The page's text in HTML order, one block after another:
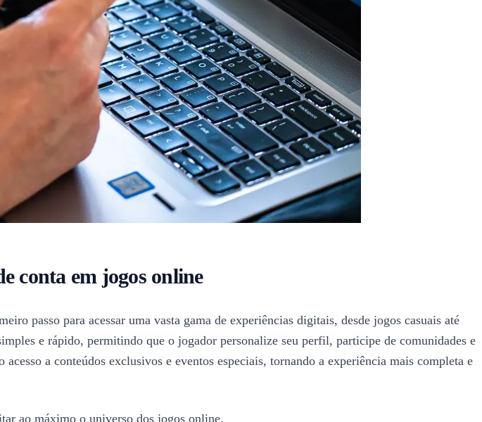
conta em jogos online
passo para acessar uma vasta gama de experiências digitais, desde jogos casuais até
e rápido, permitindo que o jogador personalize seu perfil, participe de comunidades e
a conteúdos exclusivos e eventos especiais, tornando a experiência mais completa e
ao máximo o universo dos jogos online.